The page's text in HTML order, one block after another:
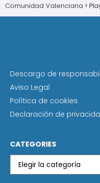
Comunidad Valenciana
Descargo de
Aviso Legal
Política de cookies
Declaración de
CATEGORIES